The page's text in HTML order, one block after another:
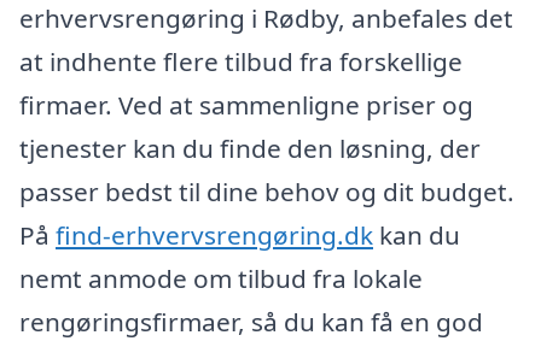
erhvervsrengøring i Rødby, anbefales det
at indhente flere tilbud fra forskellige
firmaer. Ved at sammenligne priser og
tjenester kan du finde den løsning, der
passer bedst til dine behov og dit budget.
På find-erhvervsrengøring.dk kan du
nemt anmode om tilbud fra lokale
rengøringsfirmaer, så du kan få en god